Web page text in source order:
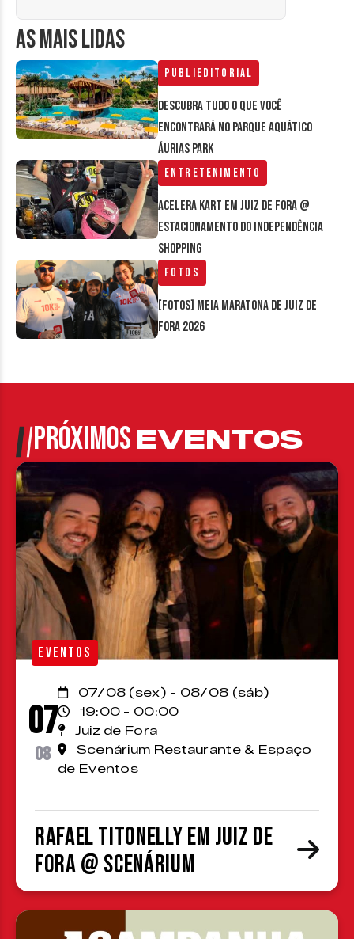
AS MAIS LIDAS
Publieditorial
Descubra tudo o que você
encontrará no parque aquático
Áurias Park
Entretenimento
Acelera Kart em Juiz de Fora @
estacionamento do Independência
Shopping
Fotos
[FOTOS] Meia Maratona de Juiz de
Fora 2026
PRÓXIMOSEVENTOS
EVENTOS
07
08
07/08 (sex) - 08/08 (sáb)
19:00 - 00:00
Juiz de Fora
Scenárium Restaurante & Espaço
de Eventos
Rafael Titonelly em Juiz de
Fora @ Scenárium